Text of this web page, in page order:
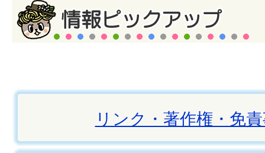
リンク・著作権・免